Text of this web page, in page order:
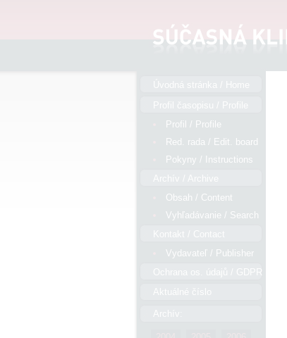
Úvodná stránka / Home
Profil časopisu / Profile
Profil / Profile
Red. rada / Edit. board
Pokyny / Instructions
Archív / Archive
Obsah / Content
Vyhľadávanie / Search
Kontakt / Contact
Vydavateľ / Publisher
Ochrana os. údajů / GDPR
Aktuálné číslo
Archív: